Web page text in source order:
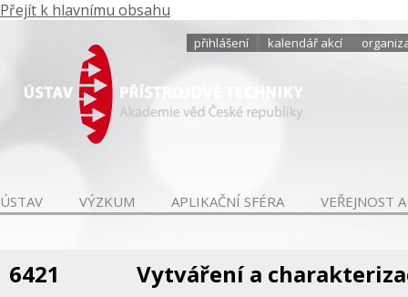
Přejít k hlavnímu obsahu
přihlášení kalendář akcí
ÚSTAV VÝZKUM APLIKAČNÍ SFÉRA VEŘEJNOST
6421 Vytváření a